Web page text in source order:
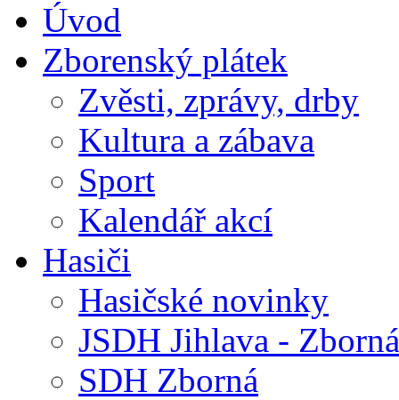
Úvod
Zborenský plátek
Zvěsti, zprávy, drby
Kultura a zábava
Sport
Kalendář akcí
Hasiči
Hasičské novinky
JSDH Jihlava - Zborná
SDH Zborná